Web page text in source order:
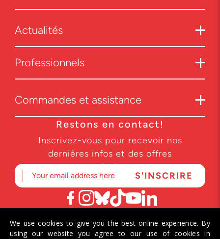
Actualités
Professionnels
Commandes et assistance
Restons en contact!
Inscrivez-vous pour recevoir nos
dernières infos et des offres
exclusives.
© 2026 Helvetiq SA. Tous droits réservés.
We use cookies to give you the best online experience. By
using our website you agree to our use of cookies in